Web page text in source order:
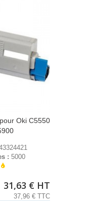
Oki C5550
: 5000
31,63 € HT
37,96 € TTC